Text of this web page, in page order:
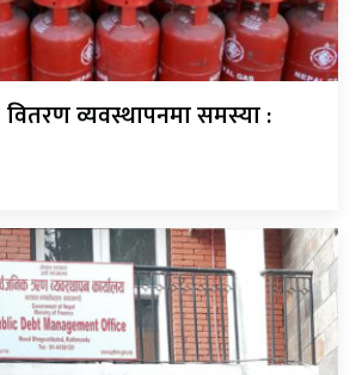
व्यवस्थापनमा समस्या :